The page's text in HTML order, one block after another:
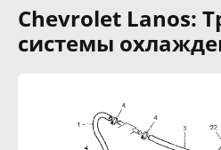
Chevrolet Lanos:
системы